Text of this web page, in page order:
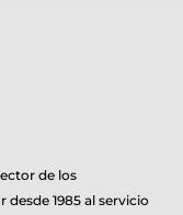
de los
1985 al servicio